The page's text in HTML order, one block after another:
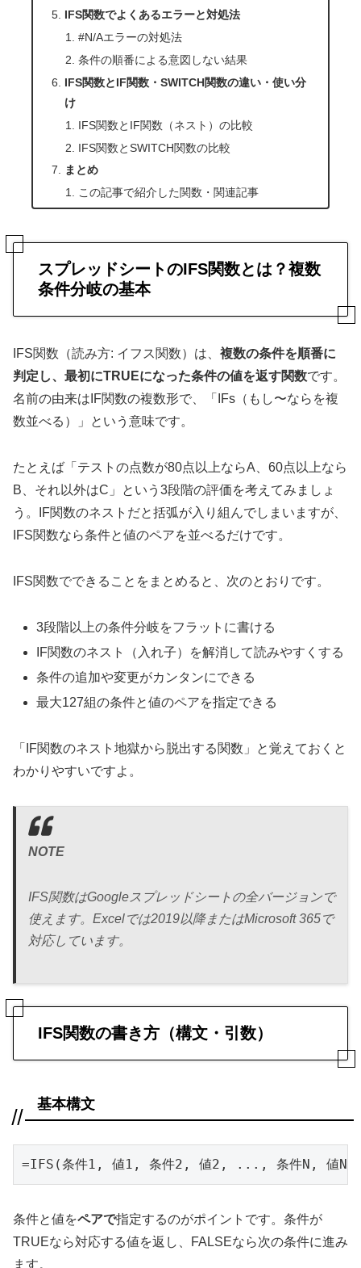
IFS関数でよくあるエラーと対処法
#N/Aエラーの対処法
条件の順番による意図しない結果
IFS関数とIF関数・SWITCH関数の違い・使い分
け
IFS関数とIF関数（ネスト）の比較
IFS関数とSWITCH関数の比較
まとめ
この記事で紹介した関数・関連記事
スプレッドシートのIFS関数とは？複数
条件分岐の基本
IFS関数（読み方: イフス関数）は、 複数の条件を順番に
判定し、最初にTRUEになった条件の値を返す関数です。
名前の由来はIF関数の複数形で、「IFs（もし〜ならを複
数並べる）」という意味です。
たとえば「テストの点数が80点以上ならA、60点以上なら
B、それ以外はC」という3段階の評価を考えてみましょ
う。IF関数のネストだと括弧が入り組んでしまいますが、
IFS関数なら条件と値のペアを並べるだけです。
IFS関数でできることをまとめると、次のとおりです。
3段階以上の条件分岐をフラットに書ける
IF関数のネスト（入れ子）を解消して読みやすくする
条件の追加や変更がカンタンにできる
最大127組の条件と値のペアを指定できる
「IF関数のネスト地獄から脱出する関数」と覚えておくと
わかりやすいですよ。
NOTE
IFS関数はGoogleスプレッドシートの全バージョンで
使えます。Excelでは2019以降またはMicrosoft 365で
対応しています。
IFS関数の書き方（構文・引数）
基本構文
=IFS(条件1, 値1, 条件2, 値2, ..., 条件N, 値N)
条件と値をペアで指定するのがポイントです。条件が
TRUEなら対応する値を返し、FALSEなら次の条件に進み
ます。